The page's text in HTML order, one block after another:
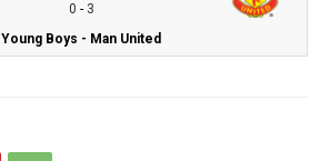
0 - 3
Young Boys - Man United